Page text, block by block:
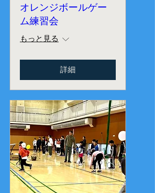
オレンジボールゲー
ム練習会
もっと見る
詳細